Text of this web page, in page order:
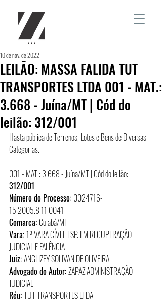
LEILÃO: MASSA FALIDA TUT
TRANSPORTES LTDA 001 - MAT.:
3.668 - Juína/MT | Cód do
leilão: 312/001
10 de nov. de 2022
Hasta pública de Terrenos, Lotes e Bens de Diversas
Categorias.
001 - MAT.: 3.668 - Juína/MT | Cód do leilão:
312/001
Número do Processo: 0024716-
15.2005.8.11.0041
Comarca: Cuiabá/MT
Vara: 1ª VARA CÍVEL ESP. EM RECUPERAÇÃO
JUDICIAL E FALÊNCIA
Juiz: ANGLIZEY SOLIVAN DE OLIVEIRA
Advogado do Autor: ZAPAZ ADMINISTRAÇÃO
JUDICIAL
Réu: TUT TRANSPORTES LTDA